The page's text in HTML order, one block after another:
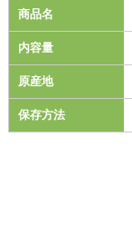
商品名
内容量
原産地
保存方法